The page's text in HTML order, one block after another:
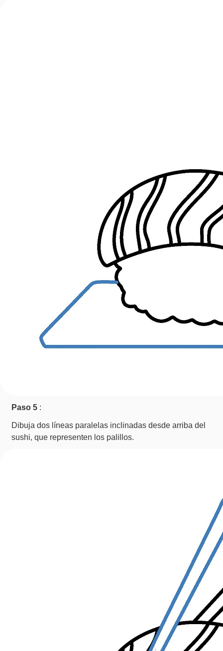
Paso 5 :
Dibuja dos líneas paralelas inclinadas desde arriba del
sushi, que representen los palillos.